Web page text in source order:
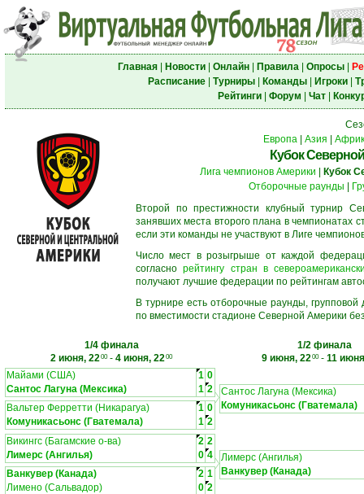
Главная| Новости| Онлайн| Правила| Опросы|
Расписание| Турниры| Команды| Игроки|
Рейтинги| Форум Чат|
Европа| Азия
Кубок
Лига чемпионов Америки
Кубок
Отборочные раунды
Второй по престижности клубный турнир
занявших места второго плана в чемпионатах
если эти команды не участвуют в Лиге
Число мест в розыгрыше от каждой
согласнорейтингу стран в
получают лучшие федерации по рейтингам
В турнире есть отборочные раунды,
по вместимости стадионе Северной Америки
1/4 финала
2 июня, 2200- 4 июня, 2200
1/2 финала
9 июня, 2200- 11
Майами (США)
1 0
Сантос Лагуна (Мексика)
1 2
Вальтер Ферретти (Никарагуа)
1 0
Комуникасьонс (Гватемала)
1 2
Сантос Лагуна (Мексика)
Комуникасьонс (Гватемала)
Викингс (Багамские о-ва) 2 2
Лимерс (Ангилья)
0 4
Ванкувер (Канада)
2 1
Лимено (Сальвадор)
0 2
Лимерс (Ангилья)
Ванкувер (Канада)